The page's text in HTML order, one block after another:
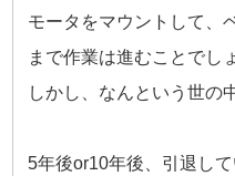
モータをマウントして、
まで作業は進むことでし
しかし、なんという世の
5年後or10年後、引退し